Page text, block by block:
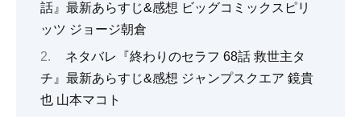
話』最新あらすじ&感想 ビッグコミックスピリ
ッツ ジョージ朝倉
ネタバレ『終わりのセラフ 68話 救世主タ
チ』最新あらすじ&感想 ジャンプスクエア 鏡貴
也 山本マコト